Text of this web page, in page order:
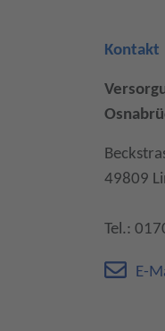
Kontakt
49809
Tel.:
E-